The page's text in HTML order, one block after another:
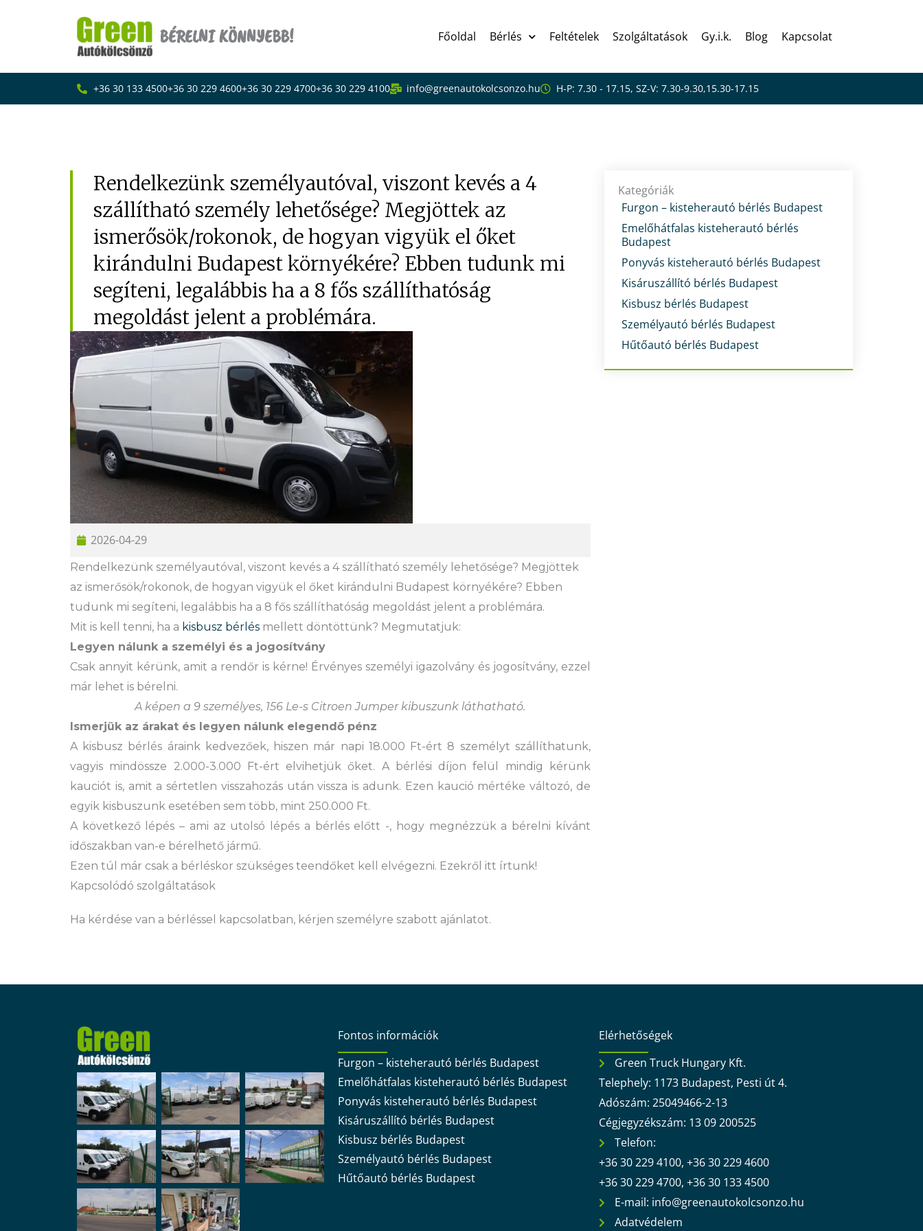
BÉRELNI KÖNNYEBB! Főoldal Bérlés Feltételek Szolgáltatások Gy.i.k. Blog Kapcsolat
+36 30 133 4500+36 30 229 4600+36 30 229 4700+36 30 229 4100 info@greenautokolcsonzo.hu H-P: 7.30 - 17.15, SZ-V: 7.30-9.30,15.30-17.15
Rendelkezünk személyautóval, viszont kevés a 4
szállítható személy lehetősége? Megjöttek az
ismerősök/rokonok, de hogyan vigyük el őket
kirándulni Budapest környékére? Ebben tudunk mi
segíteni, legalábbis ha a 8 fős szállíthatóság
megoldást jelent a problémára.
2026-04-29
Rendelkezünk személyautóval, viszont kevés a 4 szállítható személy lehetősége? Megjöttek
az ismerősök/rokonok, de hogyan vigyük el őket kirándulni Budapest környékére? Ebben
tudunk mi segíteni, legalábbis ha a 8 fős szállíthatóság megoldást jelent a problémára.
Mit is kell tenni, ha a kisbusz bérlés mellett döntöttünk? Megmutatjuk:
Legyen nálunk a személyi és a jogosítvány
Csak annyit kérünk, amit a rendőr is kérne! Érvényes személyi igazolvány és jogosítvány, ezzel
már lehet is bérelni.
A képen a 9 személyes, 156 Le-s Citroen Jumper kibuszunk láthatható.
Ismerjük az árakat és legyen nálunk elegendő pénz
A kisbusz bérlés áraink kedvezőek, hiszen már napi 18.000 Ft-ért 8 személyt szállíthatunk,
vagyis mindössze 2.000-3.000 Ft-ért elvihetjük őket. A bérlési díjon felül mindig kérünk
kauciót is, amit a sértetlen visszahozás után vissza is adunk. Ezen kaució mértéke változó, de
egyik kisbuszunk esetében sem több, mint 250.000 Ft.
A következő lépés – ami az utolsó lépés a bérlés előtt -, hogy megnézzük a bérelni kívánt
időszakban van-e bérelhető jármű.
Ezen túl már csak a bérléskor szükséges teendőket kell elvégezni. Ezekről itt írtunk!
Kapcsolódó szolgáltatások
Ha kérdése van a bérléssel kapcsolatban, kérjen személyre szabott ajánlatot.
Kategóriák
Furgon – kisteherautó bérlés Budapest
Emelőhátfalas kisteherautó bérlés
Budapest
Ponyvás kisteherautó bérlés Budapest
Kisáruszállító bérlés Budapest
Kisbusz bérlés Budapest
Személyautó bérlés Budapest
Hűtőautó bérlés Budapest
Fontos információk
Furgon – kisteherautó bérlés Budapest
Emelőhátfalas kisteherautó bérlés Budapest
Ponyvás kisteherautó bérlés Budapest
Kisáruszállító bérlés Budapest
Kisbusz bérlés Budapest
Személyautó bérlés Budapest
Hűtőautó bérlés Budapest
Elérhetőségek
Green Truck Hungary Kft.
Telephely: 1173 Budapest, Pesti út 4.
Adószám: 25049466-2-13
Cégjegyzékszám: 13 09 200525
Telefon:
+36 30 229 4100, +36 30 229 4600
+36 30 229 4700, +36 30 133 4500
E-mail: info@greenautokolcsonzo.hu
Adatvédelem